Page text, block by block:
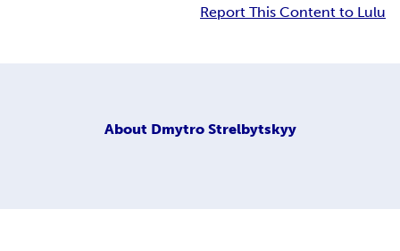
Report This Content to Lulu
About Dmytro Strelbytskyy